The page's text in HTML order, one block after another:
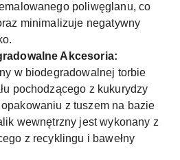
poliwęglanu, co
minimalizuje negatywny
Akcesoria:
w biodegradowalnej torbie
pochodzącego z kukurydzy
z tuszem na bazie
wewnętrzny jest wykonany z
z recyklingu i bawełny